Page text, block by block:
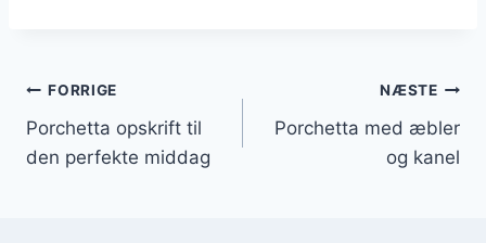
Indlægsnavigation
FORRIGE
Porchetta opskrift til
den perfekte middag
NÆSTE
Porchetta med æbler
og kanel